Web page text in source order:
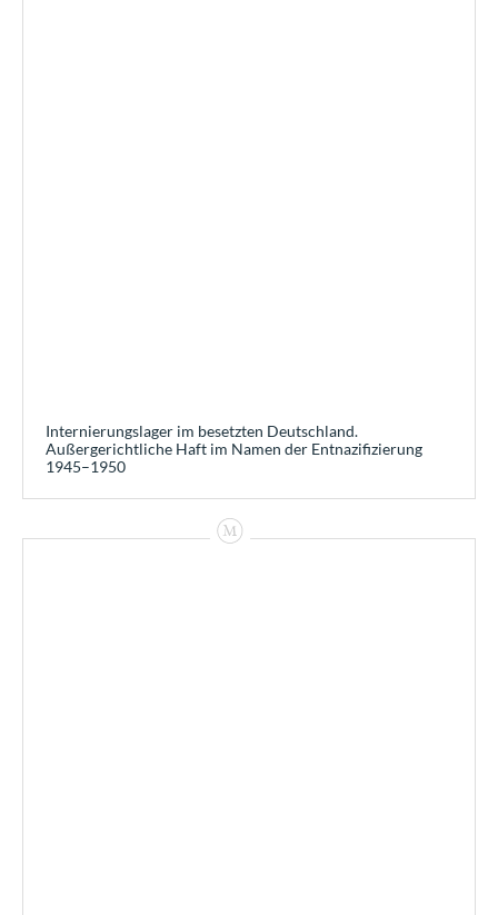
Internierungslager im besetzten Deutschland.
Außergerichtliche Haft im Namen der Entnazifizierung
1945–1950